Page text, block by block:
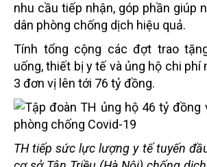
nhu cầu tiếp nhận, góp phần giúp
dân phòng chống dịch hiệu quả.
Tính tổng cộng các đợt trao
uống, thiết bị y tế và ủng hộ chi phí
3 đơn vị lên tới 76 tỷ đồng.
TH tiếp sức lực lượng y tế tuyến